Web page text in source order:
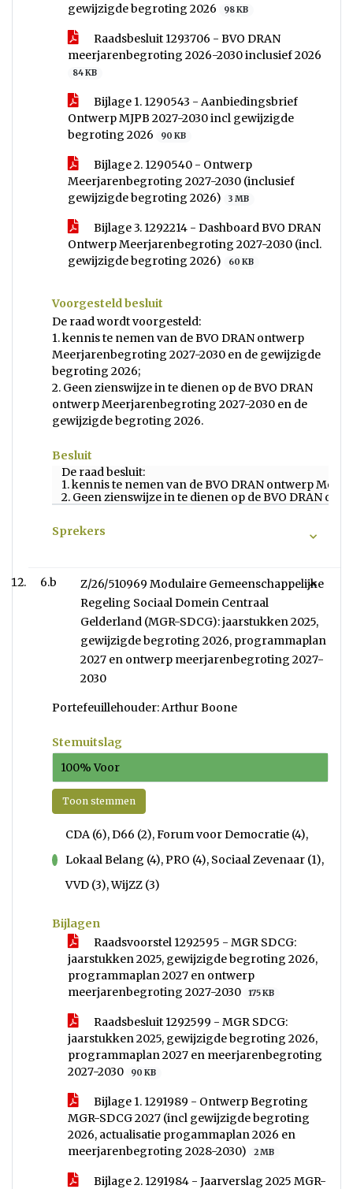
gewijzigde begroting 2026
98 KB
Raadsbesluit 1293706 - BVO DRAN
meerjarenbegroting 2026-2030 inclusief 2026
84 KB
Bijlage 1. 1290543 - Aanbiedingsbrief
Ontwerp MJPB 2027-2030 incl gewijzigde
begroting 2026
90 KB
Bijlage 2. 1290540 - Ontwerp
Meerjarenbegroting 2027-2030 (inclusief
gewijzigde begroting 2026)
3 MB
Bijlage 3. 1292214 - Dashboard BVO DRAN
Ontwerp Meerjarenbegroting 2027-2030 (incl.
gewijzigde begroting 2026)
60 KB
Voorgesteld besluit
De raad wordt voorgesteld:
1. kennis te nemen van de BVO DRAN ontwerp
Meerjarenbegroting 2027-2030 en de gewijzigde
begroting 2026;
2. Geen zienswijze in te dienen op de BVO DRAN
ontwerp Meerjarenbegroting 2027-2030 en de
gewijzigde begroting 2026.
Besluit
De raad besluit:
1. kennis te nemen van de BVO DRAN ontwerp
2. Geen zienswijze in te dienen op de BVO DRAN
Sprekers
6.b
Z/26/510969 Modulaire Gemeenschappelijke
Regeling Sociaal Domein Centraal
Gelderland (MGR-SDCG): jaarstukken 2025,
gewijzigde begroting 2026, programmaplan
2027 en ontwerp meerjarenbegroting 2027-
2030
Portefeuillehouder: Arthur Boone
Stemuitslag
100% Voor
Toon stemmen
CDA (6), D66 (2), Forum voor Democratie (4),
Lokaal Belang (4), PRO (4), Sociaal Zevenaar (1),
VVD (3), WijZZ (3)
Bijlagen
Raadsvoorstel 1292595 - MGR SDCG:
jaarstukken 2025, gewijzigde begroting 2026,
programmaplan 2027 en ontwerp
meerjarenbegroting 2027-2030
175 KB
Raadsbesluit 1292599 - MGR SDCG:
jaarstukken 2025, gewijzigde begroting 2026,
programmaplan 2027 en meerjarenbegroting
2027-2030
90 KB
Bijlage 1. 1291989 - Ontwerp Begroting
MGR-SDCG 2027 (incl gewijzigde begroting
2026, actualisatie progammaplan 2026 en
meerjarenbegroting 2028-2030)
2 MB
Bijlage 2. 1291984 - Jaarverslag 2025 MGR-